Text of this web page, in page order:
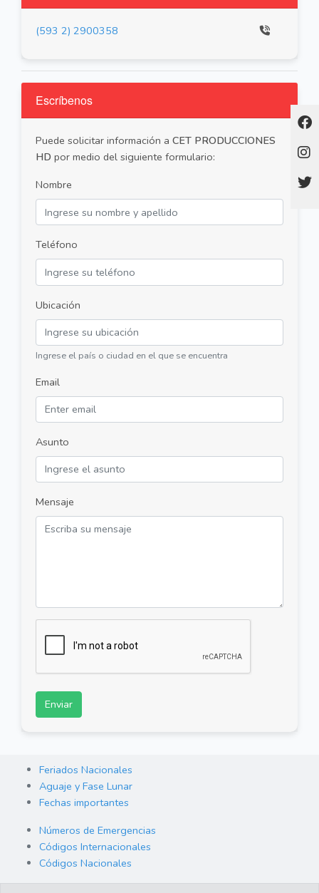
(593 2) 2900358
Escríbenos
Puede solicitar información a CET PRODUCCIONES
HD por medio del siguiente formulario:
Nombre
Teléfono
Ubicación
Ingrese el país o ciudad en el que se encuentra
Email
Asunto
Mensaje
Enviar
Feriados Nacionales
Aguaje y Fase Lunar
Fechas importantes
Números de Emergencias
Códigos Internacionales
Códigos Nacionales